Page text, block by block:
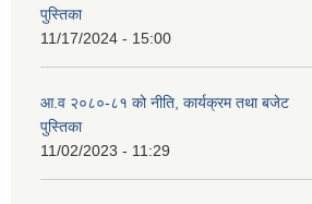
पुस्तिका
11/17/2024 - 15:00
आ.व २०८०-८१ को नीति, कार्यक्रम तथा बजेट
पुस्तिका
11/02/2023 - 11:29